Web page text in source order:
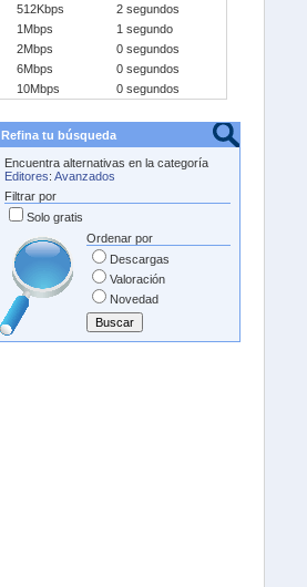
512Kbps
2 segundos
1Mbps
1 segundo
2Mbps
0 segundos
6Mbps
0 segundos
10Mbps
0 segundos
Refina tu búsqueda
Encuentra alternativas en la categoría
Editores: Avanzados
Filtrar por
Solo gratis
Ordenar por
Descargas
Valoración
Novedad